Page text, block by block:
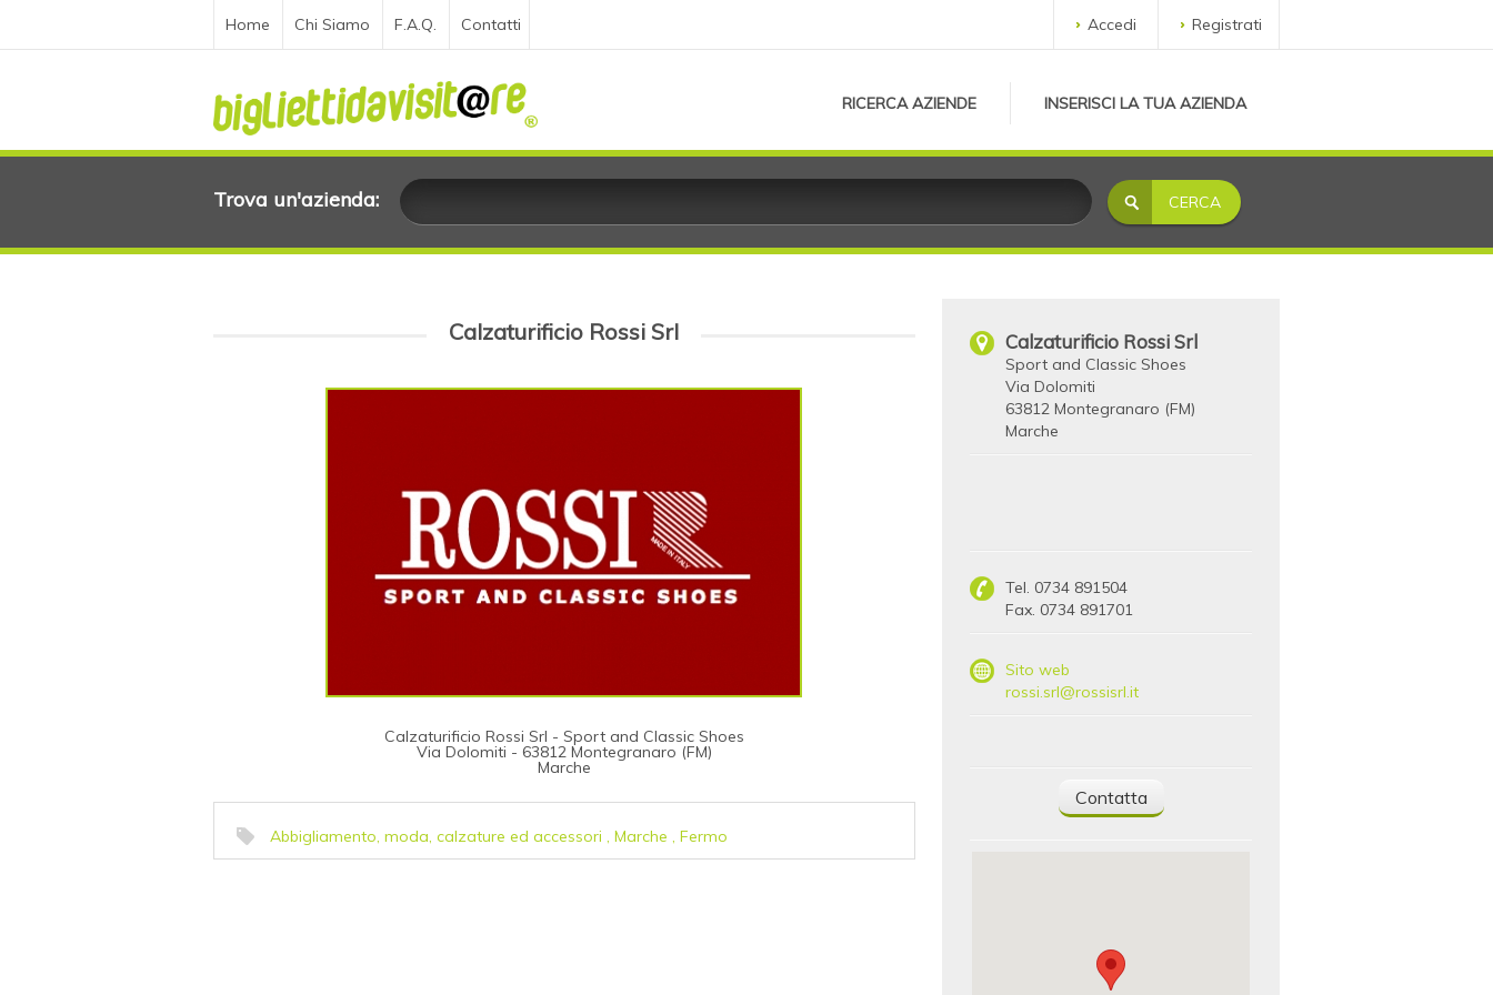
Home Chi Siamo F.A.Q. Contatti Accedi Registrati
RICERCA AZIENDE INSERISCI LA TUA AZIENDA
Trova un'azienda:
Calzaturificio Rossi Srl
Calzaturificio Rossi Srl - Sport and Classic Shoes
Via Dolomiti - 63812 Montegranaro (FM)
Marche
Abbigliamento, moda, calzature ed accessori , Marche , Fermo
Calzaturificio Rossi Srl
Sport and Classic Shoes
Via Dolomiti
63812 Montegranaro (FM)
Marche
Tel. 0734 891504
Fax. 0734 891701
Sito web
rossi.srl@rossisrl.it